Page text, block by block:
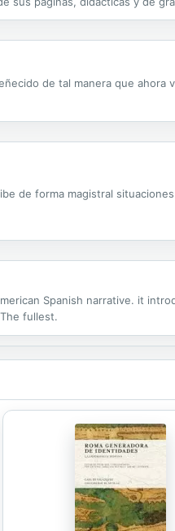
antiguos, notas de...
de tal manera que
de forma magistral
Spanish narrative. it
fullest.